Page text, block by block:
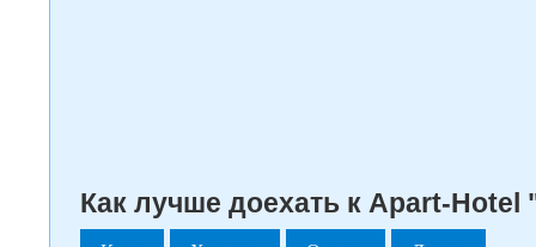
Как лучше доехать к Apart-Hotel